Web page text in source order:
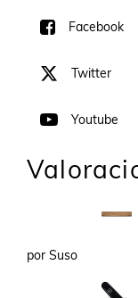
Facebook
Twitter
Youtube
por Suso